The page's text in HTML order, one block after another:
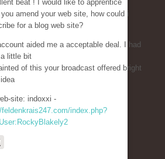
beat ! I would like to apprentice
amend your web site, how could i
for a blog web site?
aided me a acceptable deal. I had
a little bit
of this your broadcast offered bright
site: indoxxi -
feldenkrais247.com/index.php?